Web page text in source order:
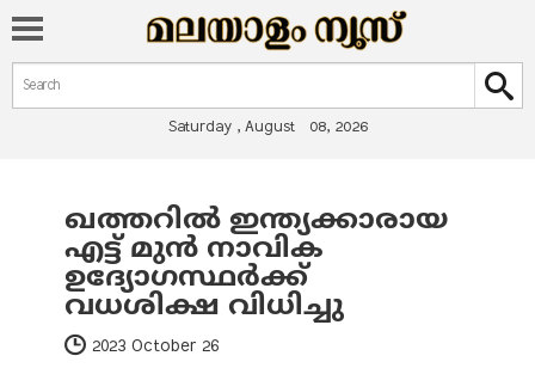
Search form
Search
Saturday , August 08, 2026
You are here
ഖത്തറിൽ ഇന്ത്യക്കാരായ
എട്ട് മുൻ നാവിക
ഉദ്യോഗസ്ഥർക്ക്
വധശിക്ഷ വിധിച്ചു
2023 October 26